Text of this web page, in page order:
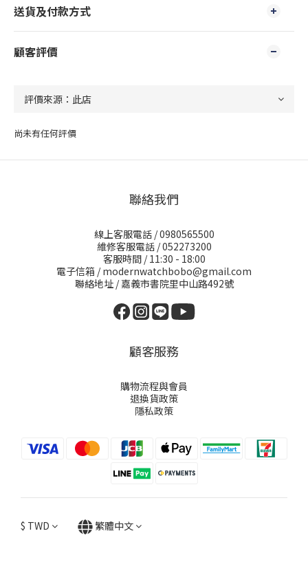
送貨及付款方式
顧客評價
尚未有任何評價
聯絡我們
線上客服電話 / 0980565500
維修客服電話 / 052273200
客服時間 / 11:30 - 18:00
電子信箱 / modernwatchbobo@gmail.com
聯絡地址 / 嘉義市書院里中山路492號
顧客服務
購物流程與會員
退換貨政策
隱私政策
$ TWD 繁體中文